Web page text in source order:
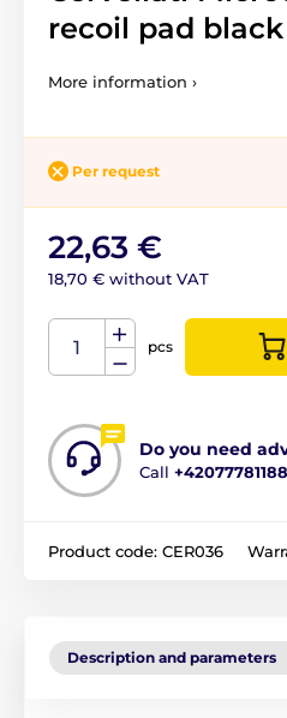
recoil pad black
More information ›
Per request
22,63 €
18,70 € without VAT
pcs
Do you need
Call
Product code: CER036
Description and parameters